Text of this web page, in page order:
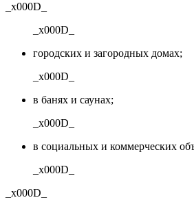
_x000D_
_x000D_
городских и загородных домах;
_x000D_
в банях и саунах;
_x000D_
в социальных и коммерческих
_x000D_
_x000D_